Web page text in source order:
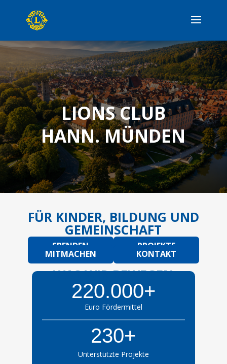
LIONS CLUB
HANN. MÜNDEN
FÜR KINDER, BILDUNG UND
GEMEINSCHAFT
SPENDEN PROJEKTE
MITMACHEN KONTAKT
WAS WIR BEWEGEN
220.000+
Euro Fördermittel
230+
Unterstützte Projekte